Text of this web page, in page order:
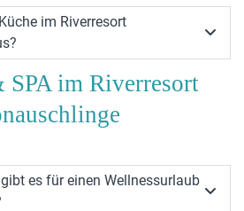
im Riverresort

SPA im Riverresort
es für einen Wellnessurlaub
